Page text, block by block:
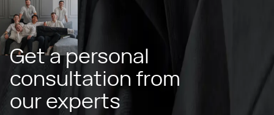
Get a personal
consultation from
our experts